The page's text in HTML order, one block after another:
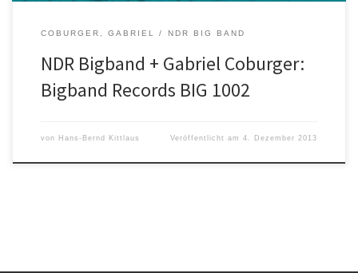
COBURGER, GABRIEL NDR BIG BAND
NDR Bigband + Gabriel Coburger:
Bigband Records BIG 1002
von Hans-Bernd Kittlaus Veröffentlicht am4. Dezember 2013